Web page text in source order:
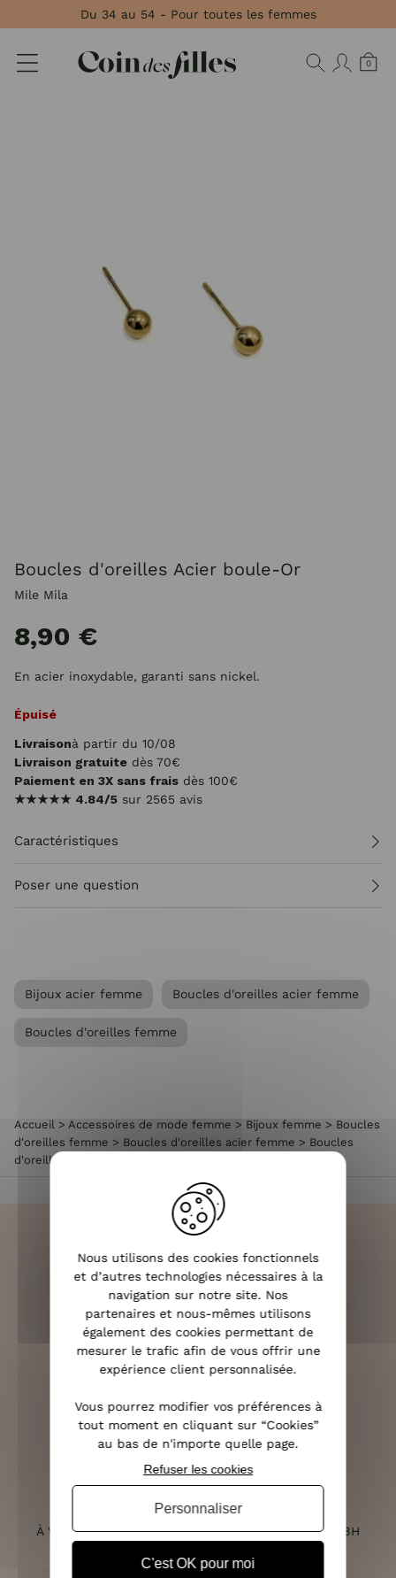
Du 34 au 54 - Pour toutes les femmes
0
Boucles d'oreilles Acier boule-Or
Mile Mila
8,90 €
En acier inoxydable, garanti sans nickel.
Épuisé
Livraisonà partir du 10/08
Livraison gratuite dès 70€
Paiement en 3X sans frais dès 100€
★★★★★ 4.84/5 sur 2565 avis
Caractéristiques
Poser une question
Bijoux acier femme Boucles d'oreilles acier femme
Boucles d'oreilles femme
Accueil > Accessoires de mode femme > Bijoux femme > Boucles
d'oreilles femme > Boucles d'oreilles acier femme > Boucles
d'oreilles Acier boule-Or
LIVRAISON RAPIDE
OFFERTE DÈS 70€
RETOURS SOUS 14 JOURS
(VOIR LES CONDITIONS)
SERVICE CLIENT
À VOTRE ÉCOUTE DU LUNDI AU SAMEDI DE 10H À 18H
Panneau de gestion des cookies
Nous utilisons des cookies fonctionnels
et d’autres technologies nécessaires à la
navigation sur notre site. Nos
partenaires et nous-mêmes utilisons
également des cookies permettant de
mesurer le trafic afin de vous offrir une
expérience client personnalisée.
Vous pourrez modifier vos préférences à
tout moment en cliquant sur “Cookies”
au bas de n'importe quelle page.
C'est OK pour moi
Refuser les cookies
Personnaliser